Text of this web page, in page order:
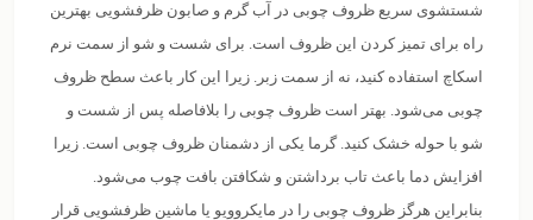
شستشوی سریع ظروف چوبی در آب گرم و صابون ظرفشویی بهترین
راه برای تمیز کردن این ظروف است. برای شست و شو از سمت نرم
اسکاچ استفاده کنید، نه از سمت زبر. زیرا این کار باعث سطح ظروف
چوبی می‌شود. بهتر است ظروف چوبی را بلافاصله پس از شست و
شو با حوله خشک کنید. گرما یکی از دشمنان ظروف چوبی است. زیرا
افزایش دما باعث تاب برداشتن و شکافتن بافت چوب می‌شود.
بنابراین هرگز ظروف چوبی را در مایکروویو یا ماشین ظرفشویی قرار